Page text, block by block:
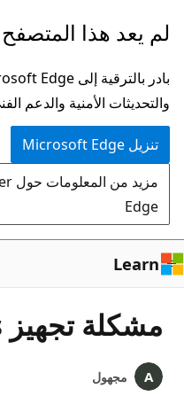
تخطي
إلى
المحتوى
الرئيسي
لم يعد هذا
والتحديثات الأمنية والدعم
تنزيل Microsoft Edge
Edge
Learn
مشكلة تجهيز windows
مجهول